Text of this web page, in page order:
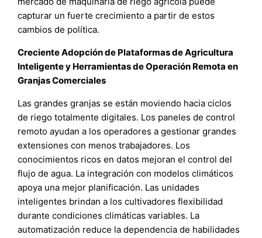
capturar un fuerte crecimiento a partir de estos
cambios de política.
Creciente Adopción de Plataformas de Agricultura
Inteligente y Herramientas de Operación Remota en
Granjas Comerciales
Las grandes granjas se están moviendo hacia ciclos
de riego totalmente digitales. Los paneles de control
remoto ayudan a los operadores a gestionar grandes
extensiones con menos trabajadores. Los
conocimientos ricos en datos mejoran el control del
flujo de agua. La integración con modelos climáticos
apoya una mejor planificación. Las unidades
inteligentes brindan a los cultivadores flexibilidad
durante condiciones climáticas variables. La
automatización reduce la dependencia de habilidades